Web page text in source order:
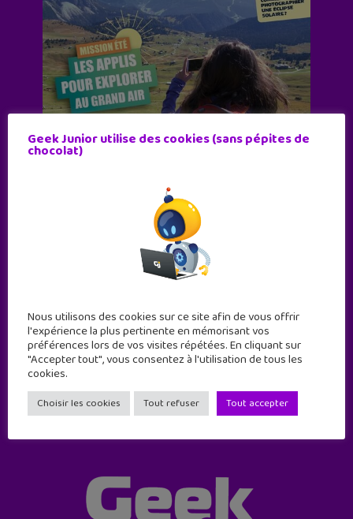
Abonne-toi !
11 numéros par an
Geek Junior utilise des cookies (sans pépites de
chocolat)
Nous utilisons des cookies sur ce site afin de vous offrir
l'expérience la plus pertinente en mémorisant vos
préférences lors de vos visites répétées. En cliquant sur
"Accepter tout", vous consentez à l'utilisation de tous les
cookies.
Choisir les cookies Tout refuser Tout accepter